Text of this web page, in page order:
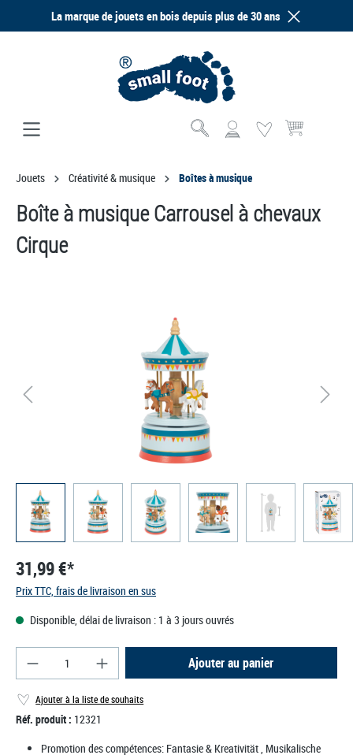
principalLa marque de jouets en bois depuis plus de 30 ans
Le panier
Jouets Créativité & musique Boîtes à musique
Boîte à musique Carrousel à chevaux
Cirque
31,99 €*
Prix TTC, frais de livraison en sus
Disponible, délai de livraison : 1 à 3 jours ouvrés
Quantité de produit : Entrez la quantité
Ajouter au panier
Ajouter à la liste de souhaits
Réf. produit : 12321
Promotion des compétences: Fantasie & Kreativität , Musikalische